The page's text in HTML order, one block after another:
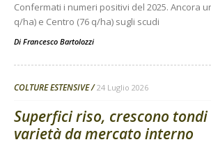
Confermati i numeri positivi del 2025. Ancora
q/ha) e Centro (76 q/ha) sugli scudi
Di Francesco Bartolozzi
COLTURE ESTENSIVE 24 Luglio 2026
Superfici riso, crescono tondi
varietà da mercato interno